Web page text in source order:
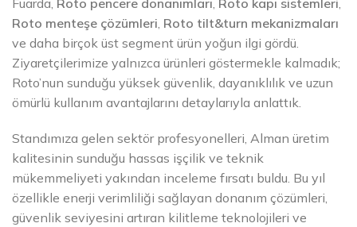
Fuarda, Roto pencere donanımları, Roto kapı sistemleri,
Roto menteşe çözümleri, Roto tilt&turn mekanizmaları
ve daha birçok üst segment ürün yoğun ilgi gördü.
Ziyaretçilerimize yalnızca ürünleri göstermekle kalmadık;
Roto’nun sunduğu yüksek güvenlik, dayanıklılık ve uzun
ömürlü kullanım avantajlarını detaylarıyla anlattık.
Standımıza gelen sektör profesyonelleri, Alman üretim
kalitesinin sunduğu hassas işçilik ve teknik
mükemmeliyeti yakından inceleme fırsatı buldu. Bu yıl
özellikle enerji verimliliği sağlayan donanım çözümleri,
güvenlik seviyesini artıran kilitleme teknolojileri ve